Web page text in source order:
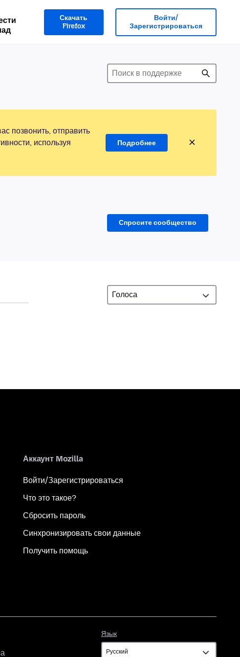
Скачать
Firefox
Войти/
Зарегистрироваться
позвонить, отправить
используя
Подробнее
Спросите сообщество
Аккаунт Mozilla
Войти/Зарегистрироваться
Что это такое?
Сбросить пароль
Синхронизировать свои данные
Получить помощь
Язык